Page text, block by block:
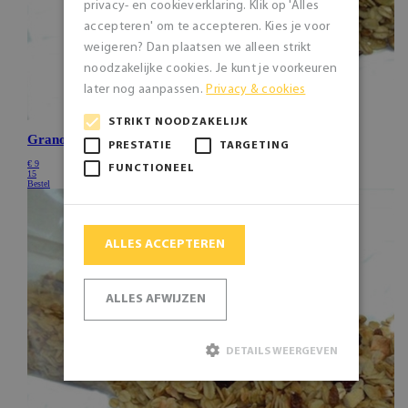
privacy- en cookieverklaring. Klik op 'Alles
accepteren' om te accepteren. Kies je voor
weigeren? Dan plaatsen we alleen strikt
noodzakelijke cookies. Je kunt je voorkeuren
later nog aanpassen.Privacy & cookies
STRIKT NOODZAKELIJK
PRESTATIE TARGETING
FUNCTIONEEL
ALLES ACCEPTEREN
ALLES AFWIJZEN
DETAILS WEERGEVEN